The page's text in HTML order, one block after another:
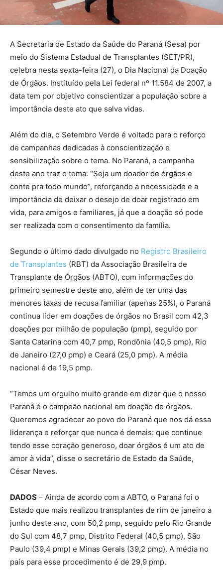
A Secretaria de Estado da Saúde do Paraná (Sesa) por
meio do Sistema Estadual de Transplantes (SET/PR),
celebra nesta sexta-feira (27), o Dia Nacional da Doação
de Órgãos. Instituído pela Lei federal nº 11.584 de 2007, a
data tem por objetivo conscientizar a população sobre a
importância deste ato que salva vidas.
Além do dia, o Setembro Verde é voltado para o reforço
de campanhas dedicadas à conscientização e
sensibilização sobre o tema. No Paraná, a campanha
deste ano traz o tema: “Seja um doador de órgãos e
conte pra todo mundo”, reforçando a necessidade e a
importância de deixar o desejo de doar registrado em
vida, para amigos e familiares, já que a doação só pode
ser realizada com o consentimento da família.
Segundo o último dado divulgado no Registro Brasileiro
de Transplantes (RBT) da Associação Brasileira de
Transplante de Órgãos (ABTO), com informações do
primeiro semestre deste ano, além de ter uma das
menores taxas de recusa familiar (apenas 25%), o Paraná
continua líder em doações de órgãos no Brasil com 42,3
doações por milhão de população (pmp), seguido por
Santa Catarina com 40,7 pmp, Rondônia (40,5 pmp), Rio
de Janeiro (27,0 pmp) e Ceará (25,0 pmp). A média
nacional é de 19,5 pmp.
“Temos um orgulho muito grande em dizer que o nosso
Paraná é o campeão nacional em doação de órgãos.
Queremos agradecer ao povo do Paraná que nos dá essa
liderança e reforçar que nunca é demais: que continue
tendo esse coração generoso, doar órgãos é um ato de
amor à vida”, disse o secretário de Estado da Saúde,
César Neves.
DADOS – Ainda de acordo com a ABTO, o Paraná foi o
Estado que mais realizou transplantes de rim de janeiro a
junho deste ano, com 50,2 pmp, seguido pelo Rio Grande
do Sul com 48,7 pmp, Distrito Federal (40,5 pmp), São
Paulo (39,4 pmp) e Minas Gerais (39,2 pmp). A média no
país para esse procedimento é de 29,9 pmp.